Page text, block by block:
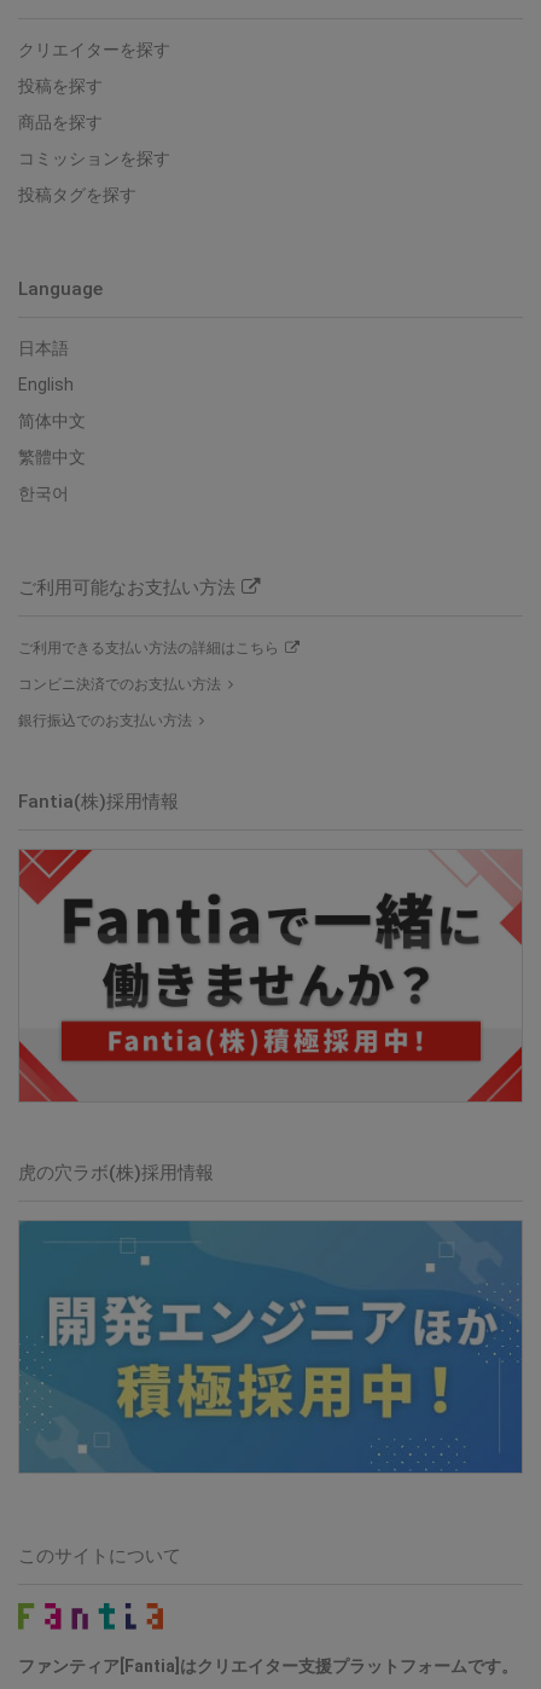
クリエイターを探す
投稿を探す
商品を探す
コミッションを探す
投稿タグを探す
Language
日本語
English
简体中文
繁體中文
한국어
ご利用可能なお支払い方法
ご利用できる支払い方法の詳細はこちら
コンビニ決済でのお支払い方法
銀行振込でのお支払い方法
Fantia(株)採用情報
虎の穴ラボ(株)採用情報
このサイトについて
ファンティア[Fantia]はクリエイター支援プラットフォームです。